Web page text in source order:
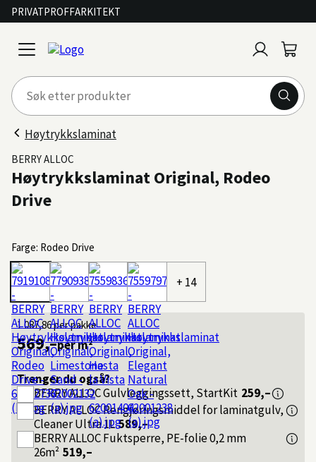
PRIVATPROFFARKITEKT
open
menu
inn
Høytrykkslaminat
BERRY ALLOC
Høytrykkslaminat Original, Rodeo
Drive
Farge: Rodeo Drive
+ 14
1 087,86per pakke
569,–per m²
Trenger du også?
BERRY ALLOCGulvleggingssett, StartKit 259,–
BERRY ALLOCRengjøringsmiddel for laminatgulv,
Cleaner Ultra 1L 589,–
BERRY ALLOCFuktsperre, PE-folie 0,2 mm
26m² 519,–